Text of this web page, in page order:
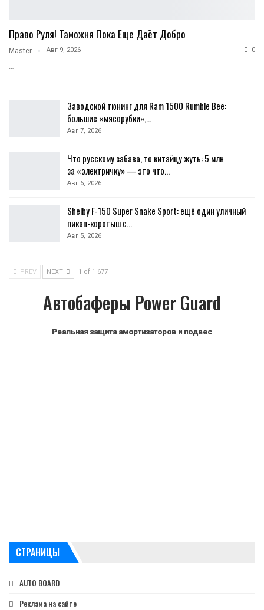
Право Руля! Таможня Пока Еще Даёт Добро
Master Авг 9, 2026 0
…
Заводской тюнинг для Ram 1500 Rumble Bee:
большие «мясорубки»,…
Авг 7, 2026
Что русскому забава, то китайцу жуть: 5 млн
за «электричку» — это что…
Авг 6, 2026
Shelby F-150 Super Snake Sport: ещё один уличный
пикап-коротыш с…
Авг 5, 2026
PREV NEXT 1 of 1 677
Автобаферы Power Guard
Реальная защита амортизаторов и подвес
СТРАНИЦЫ
AUTO BOARD
Реклама на сайте